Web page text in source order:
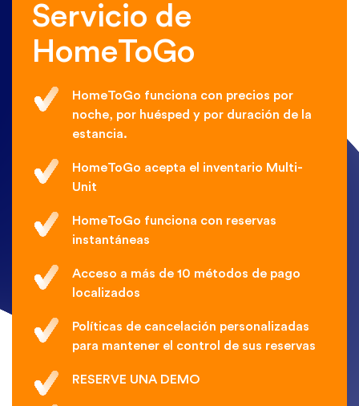
Servicio de
HomeToGo
HomeToGo funciona con precios por
noche, por huésped y por duración de la
estancia.
HomeToGo acepta el inventario Multi-
Unit
HomeToGo funciona con reservas
instantáneas
Acceso a más de 10 métodos de pago
localizados
Políticas de cancelación personalizadas
para mantener el control de sus reservas
RESERVE UNA DEMO